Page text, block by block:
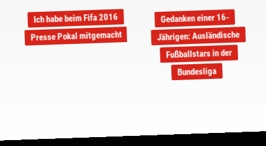
Ich habe beim Fifa 2016
Presse Pokal mitgemacht
Gedanken einer 16-
Jährigen: Ausländische
Fußballstars in der
Bundesliga